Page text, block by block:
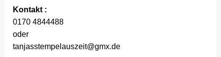
Kontakt :
0170 4844488
oder
tanjasstempelauszeit@gmx.de